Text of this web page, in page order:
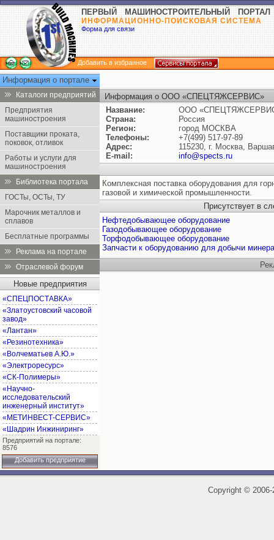
ПЕРВЫЙ МАШИНОСТРОИТЕЛЬНЫЙ ПОРТАЛ
ИНФОРМАЦИОННО-ПОИСКОВАЯ СИСТЕМА
Форма для связи
Добавить в избранное
Информация о портале
Каталоги предприятий
Предприятия
машиностроения
Поставщики проката,
поковок, отливок
Работы и услуги для
машиностроения
Библиотека портала
ГОСТы, ОСТы, ТУ
Марочник металлов и
сплавов
Бесплатные программы
Реклама на портале
Отраслевой форум
Новые предприятия
«СПЕЦПОСТАВКА»
«Златоустовский часовой
завод»
«Лантан»
«Резинотехника»
«Волчематьев А.Ю.»
«Электроресурс»
«СК-Полимеры»
«Научно-
исследовательский
инженерный институт»
«МЕТИНВЕСТ-СЕРВИС»
«Шадрин Инжиниринг»
Предприятий на портале:
8576
Добавить предприятие
Информация о ООО «СПЕЦТЯЖСЕРВИС»
Название:
ООО
Страна:
Россия
Регион:
город МОСКВА
Телефоны:
+7(499) 517-97-89
Адрес:
115230, г. Москва,
E-mail:
info@spects.ru
Комплексная поставка оборудования для
газовой и химической промышленности.
Присутствует в
Нефтедобывающее оборудование
Газодобывающее оборудование
Торфодобывающее оборудование
Запчасти к оборудованию для добычи
Copyright ©